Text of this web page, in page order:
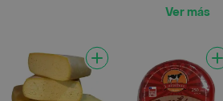
Ver más